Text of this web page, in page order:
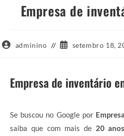
Empresa de
Autoradminino
Postsetembro 18,
Empresa de inventário
Se buscou no Google por
saiba que com mais de 20